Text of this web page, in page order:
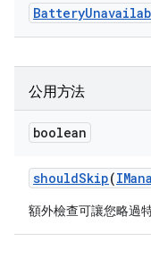
Battery
公用方法
boolean
shouldSkip(
額外檢查可讓您略過